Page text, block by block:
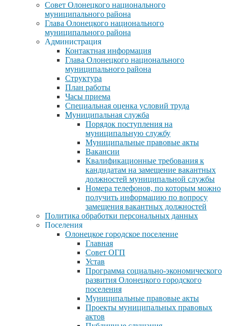
Совет Олонецкого национального
муниципального района
Глава Олонецкого национального
муниципального района
Администрация
Контактная информация
Глава Олонецкого национального
муниципального района
Структура
План работы
Часы приема
Специальная оценка условий труда
Муниципальная служба
Порядок поступления на
муниципальную службу
Муниципальные правовые акты
Вакансии
Квалификационные требования к
кандидатам на замещение вакантных
должностей муниципальной службы
Номера телефонов, по которым можно
получить информацию по вопросу
замещения вакантных должностей
Политика обработки персональных данных
Поселения
Олонецкое городское поселение
Главная
Совет ОГП
Устав
Программа социально-экономического
развития Олонецкого городского
поселения
Муниципальные правовые акты
Проекты муниципальных правовых
актов